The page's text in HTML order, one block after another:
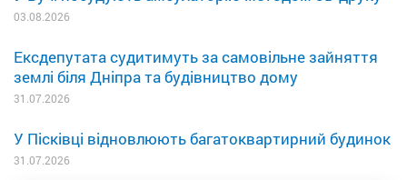
03.08.2026
Ексдепутата судитимуть за самовільне зайняття
землі біля Дніпра та будівництво дому
31.07.2026
У Пісківці відновлюють багатоквартирний будинок
31.07.2026